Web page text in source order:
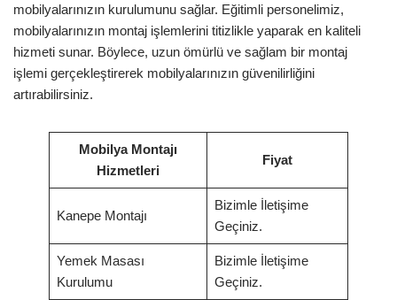
mobilyalarınızın kurulumunu sağlar. Eğitimli personelimiz,
mobilyalarınızın montaj işlemlerini titizlikle yaparak en kaliteli
hizmeti sunar. Böylece, uzun ömürlü ve sağlam bir montaj
işlemi gerçekleştirerek mobilyalarınızın güvenilirliğini
artırabilirsiniz.
Mobilya Montajı
Hizmetleri
Fiyat
Kanepe Montajı
Bizimle İletişime
Geçiniz.
Yemek Masası
Kurulumu
Bizimle İletişime
Geçiniz.